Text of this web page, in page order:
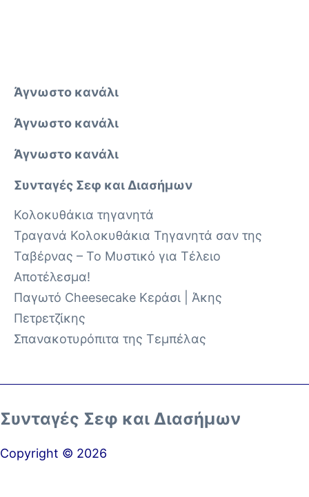
Άγνωστο κανάλι
Άγνωστο κανάλι
Άγνωστο κανάλι
Συνταγές Σεφ και Διασήμων
Κολοκυθάκια τηγανητά
Τραγανά Κολοκυθάκια Τηγανητά σαν της
Ταβέρνας – Το Μυστικό για Τέλειο
Αποτέλεσμα!
Παγωτό Cheesecake Κεράσι | Άκης
Πετρετζίκης
Σπανακοτυρόπιτα της Τεμπέλας
Συνταγές Σεφ και Διασήμων
Copyright © 2026